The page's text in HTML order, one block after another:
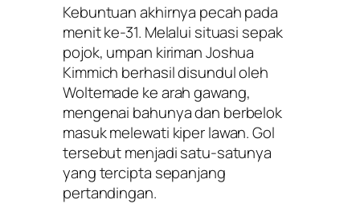
Kebuntuan akhirnya pecah pada
menit ke-31. Melalui situasi sepak
pojok, umpan kiriman Joshua
Kimmich berhasil disundul oleh
Woltemade ke arah gawang,
mengenai bahunya dan berbelok
masuk melewati kiper lawan. Gol
tersebut menjadi satu-satunya
yang tercipta sepanjang
pertandingan.